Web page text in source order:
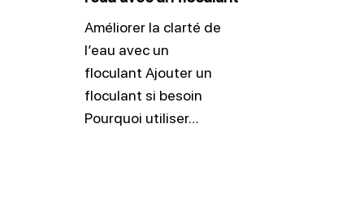
floculant
Améliorer la clarté de
l’eau avec un
floculant Ajouter un
floculant si besoin
Pourquoi utiliser…